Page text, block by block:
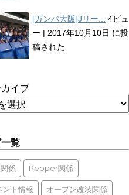
[ガンバ大阪]Jリー... 4ビュ
ー | 2017年10月10日 に投
稿された
イブ
覧
係 Pepper関係
ント情報 オープン改装関係